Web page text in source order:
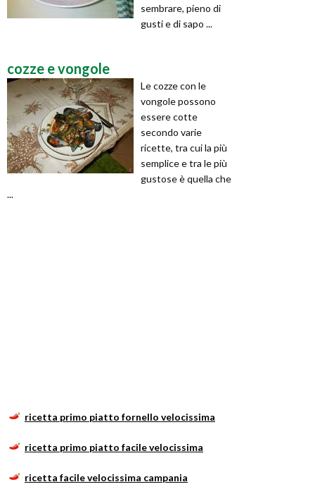
sembrare, pieno di
gusti e di sapo ...
cozze e vongole
Le cozze con le
vongole possono
essere cotte
secondo varie
ricette, tra cui la più
semplice e tra le più
gustose è quella che
...
ricetta primo piatto fornello velocissima
ricetta primo piatto facile velocissima
ricetta facile velocissima campania